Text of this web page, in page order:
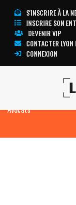
S'INSCRIRE À LA
INSCRIRE SON
DEVENIR VIP
CONTACTER
CONNEXION
Avocats